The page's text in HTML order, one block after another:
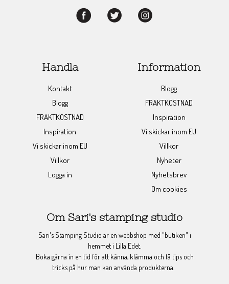
Handla
Kontakt
Blogg
FRAKTKOSTNAD
Inspiration
Vi skickar inom EU
Villkor
Logga in
Information
Blogg
FRAKTKOSTNAD
Inspiration
Vi skickar inom EU
Villkor
Nyheter
Nyhetsbrev
Om cookies
Om Sari's stamping studio
Sari's Stamping Studio är en webbshop med "butiken" i
hemmet i Lilla Edet.
Boka gärna in en tid för att känna, klämma och få tips och
tricks på hur man kan använda produkterna.